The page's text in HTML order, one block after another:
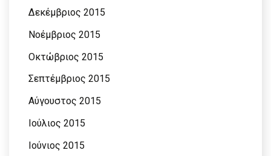
Δεκέμβριος 2015
Νοέμβριος 2015
Οκτώβριος 2015
Σεπτέμβριος 2015
Αύγουστος 2015
Ιούλιος 2015
Ιούνιος 2015